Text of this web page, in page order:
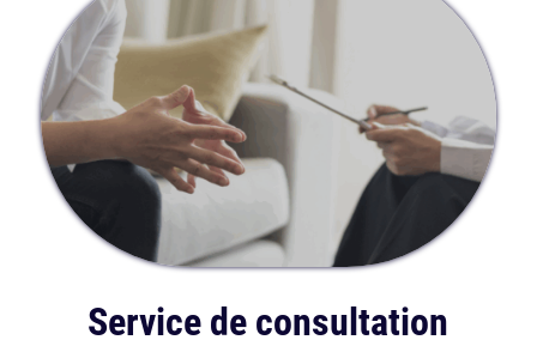
Service de consultation